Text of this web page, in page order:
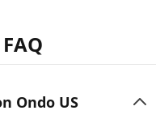
Ondo US